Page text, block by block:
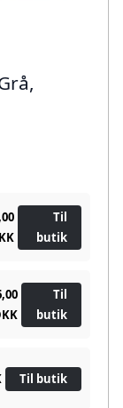
Til
butik
Til
butik
Til butik